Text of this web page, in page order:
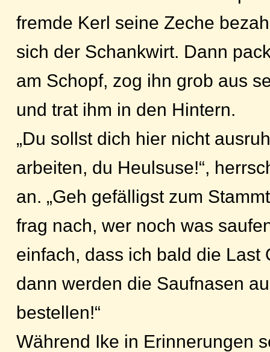
fremde Kerl seine Zeche
sich der Schankwirt. Dann
am Schopf, zog ihn grob aus
und trat ihm in den Hintern.
„Du sollst dich hier nicht
arbeiten, du Heulsuse!“,
an. „Geh gefälligst zum
frag nach, wer noch was
einfach, dass ich bald die Last
dann werden die Saufnasen
bestellen!“
Während Ike in Erinnerungen